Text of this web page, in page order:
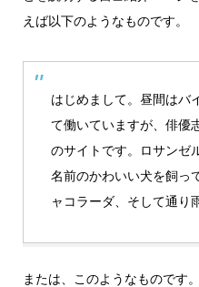
えば以下のようなものです。
はじめまして。昼間はバ
て働いていますが、俳優
のサイトです。ロサンゼ
名前のかわいい犬を飼っ
ャコラーダ、そして通り
または、このようなものです。